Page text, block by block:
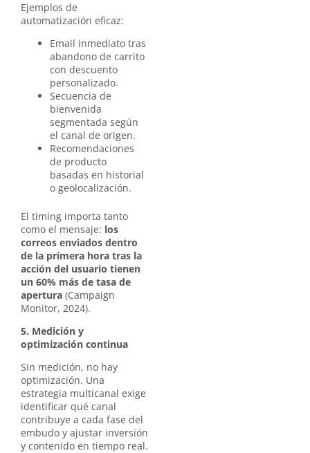
Ejemplos de
automatización eficaz:
Email inmediato tras
abandono de carrito
con descuento
personalizado.
Secuencia de
bienvenida
segmentada según
el canal de origen.
Recomendaciones
de producto
basadas en historial
o geolocalización.
El timing importa tanto
como el mensaje: los
correos enviados dentro
de la primera hora tras la
acción del usuario tienen
un 60% más de tasa de
apertura (Campaign
Monitor, 2024).
5. Medición y
optimización continua
Sin medición, no hay
optimización. Una
estrategia multicanal exige
identificar qué canal
contribuye a cada fase del
embudo y ajustar inversión
y contenido en tiempo real.